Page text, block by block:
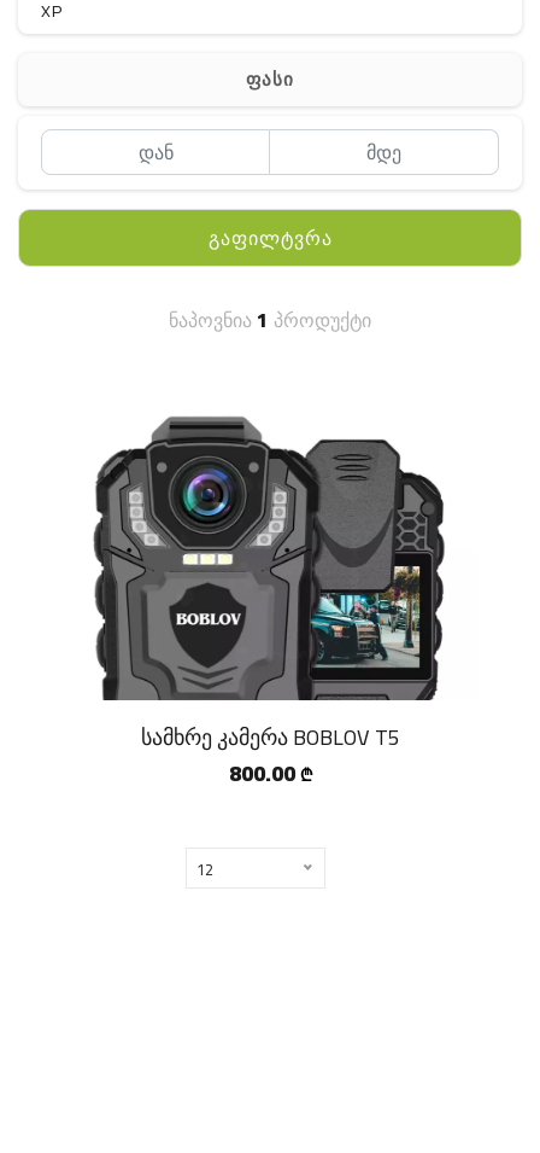
XP
QYT
TEKNETICS
GARMIN
ფასი
გაფილტვრა
ნაპოვნია1 პროდუქტი
სამხრე კამერა BOBLOV T5
800.00 ₾
12